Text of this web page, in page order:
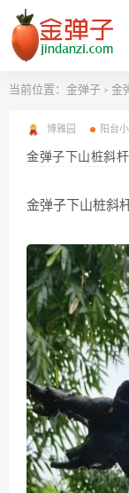
当前位置： 金弹子 > 金
博雅园 阳台
金弹子下山桩斜
金弹子下山桩斜